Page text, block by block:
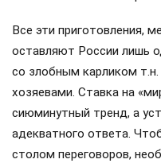
Все эти приготовления,
оставляют России лишь
со злобным карликом
хозяевами. Ставка на
сиюминутный тренд, а
адекватного ответа.
столом переговоров,